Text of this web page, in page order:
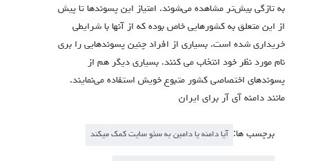
به تازگی بیش‌تر مشاهده می‌شوند. امتیاز این پسوندها تا پیش
از این متعلق به کشورهایی خاص بوده که از آنها با شرایطی
خریداری شده است. بسیاری از افراد چنین پسوندهایی را بری
نام مورد نظر خود انتخاب می کنند. بسیاری دیگر هم از
پسوندهای اختصاصی کشور متبوع خویش استفاده می‌نمایند.
مانند دامنه آی آر برای ایران
برچسب ها: آیا دامنه یا دامین به سئو سایت کمک میکند